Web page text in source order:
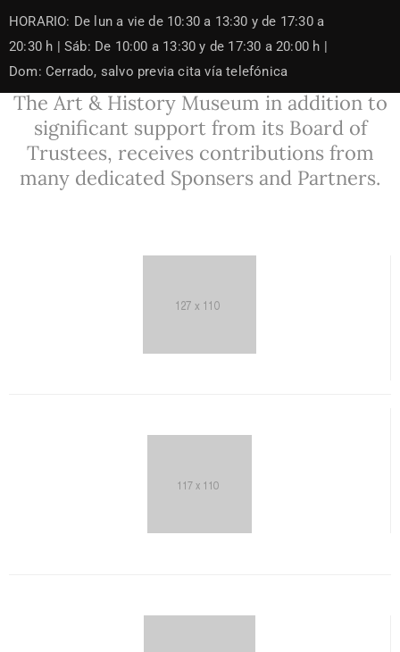
to
content
HORARIO: De lun a vie de 10:30 a 13:30 y de 17:30 a
20:30 h | Sáb: De 10:00 a 13:30 y de 17:30 a 20:00 h |
Dom: Cerrado, salvo previa cita vía telefónica
The Art & History Museum in addition to
significant support from its Board of
Trustees, receives contributions from
many dedicated Sponsers and Partners.